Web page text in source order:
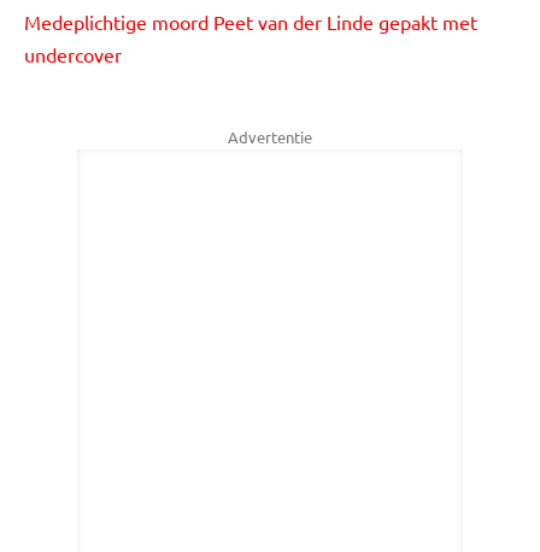
Medeplichtige moord Peet van der Linde gepakt met
undercover
Advertentie